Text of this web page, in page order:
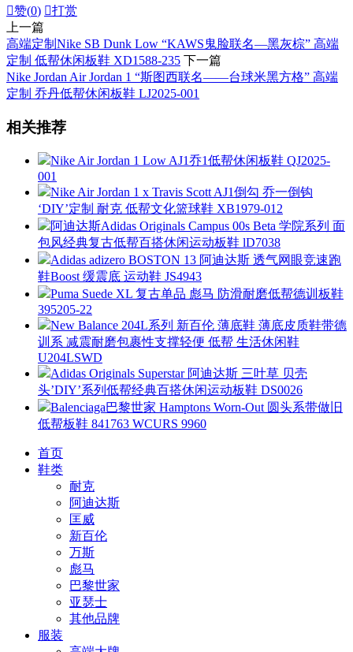
赞(0) 打赏
上一篇
高端定制Nike SB Dunk Low “KAWS鬼脸联名—黑灰棕” 高端
定制 低帮休闲板鞋 XD1588-235 下一篇
Nike Jordan Air Jordan 1 “斯图西联名——台球米黑方格” 高端
定制 乔丹低帮休闲板鞋 LJ2025-001
相关推荐
Nike Air Jordan 1 Low AJ1乔1低帮休闲板鞋 QJ2025-
001
Nike Air Jordan 1 x Travis Scott AJ1倒勾 乔一倒钩
‘DIY’定制 耐克 低帮文化篮球鞋 XB1979-012
阿迪达斯Adidas Originals Campus 00s Beta 学院系列 面
包风经典复古低帮百搭休闲运动板鞋 lD7038
Adidas adizero BOSTON 13 阿迪达斯 透气网眼竞速跑
鞋Boost 缓震底 运动鞋 JS4943
Puma Suede XL 复古单品 彪马 防滑耐磨低帮德训板鞋
395205-22
New Balance 204L系列 新百伦 薄底鞋 薄底皮质鞋带德
训系 减震耐磨包裹性支撑轻便 低帮 生活休闲鞋
U204LSWD
Adidas Originals Superstar 阿迪达斯 三叶草 贝壳
头’DIY’系列低帮经典百搭休闲运动板鞋 DS0026
Balenciaga巴黎世家 Hamptons Worn-Out 圆头系带做旧
低帮板鞋 841763 WCURS 9960
首页
鞋类
耐克
阿迪达斯
匡威
新百伦
万斯
彪马
巴黎世家
亚瑟士
其他品牌
服装